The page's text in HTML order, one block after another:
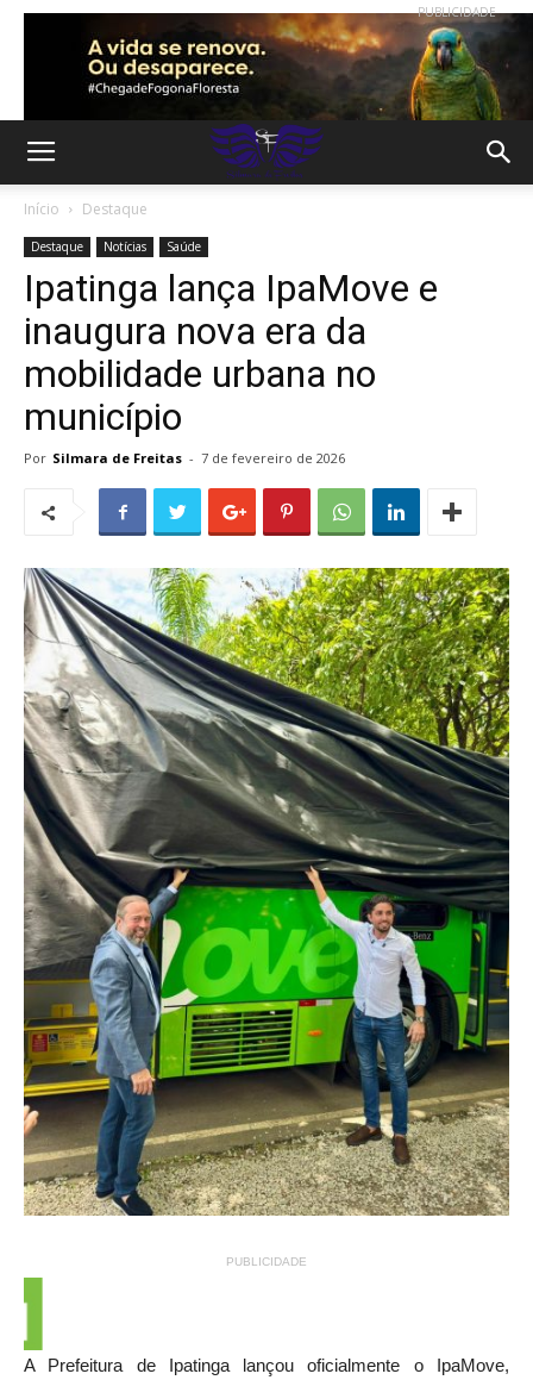
PUBLICIDADE
Início Destaque
Destaque Notícias Saúde
Ipatinga lança IpaMove e
inaugura nova era da
mobilidade urbana no
município
Por Silmara de Freitas - 7 de fevereiro de 2026
PUBLICIDADE
A Prefeitura de Ipatinga lançou oficialmente o IpaMove,